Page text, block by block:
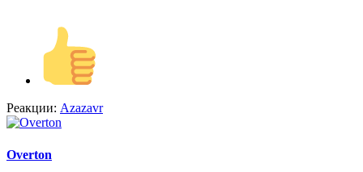
Реакции: Azazavr
Overton